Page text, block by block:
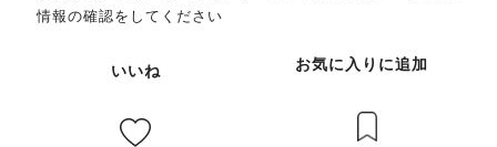
情報の確認をしてください
いいね お気に入りに追加